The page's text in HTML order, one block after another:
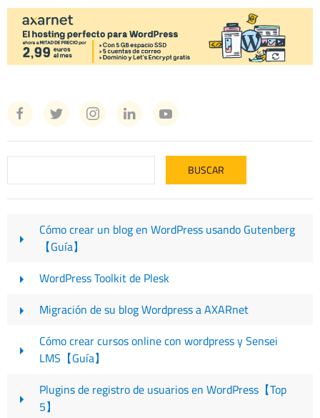
Cómo crear un blog en WordPress usando Gutenberg
【Guía】
WordPress Toolkit de Plesk
Migración de su blog Wordpress a AXARnet
Cómo crear cursos online con wordpress y Sensei
LMS【Guía】
Plugins de registro de usuarios en WordPress【Top
5】